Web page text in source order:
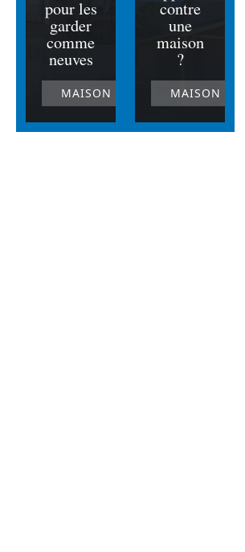
pour les
garder
comme
neuves
MAISON
contre
une
maison
?
MAISON